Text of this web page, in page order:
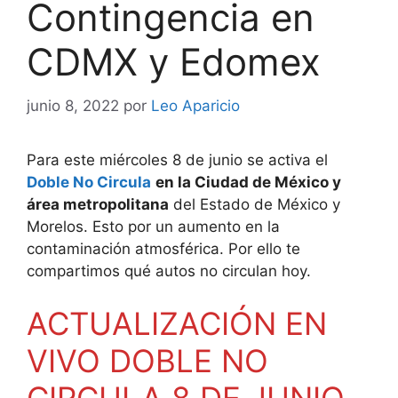
Contingencia en
CDMX y Edomex
junio 8, 2022 por Leo Aparicio
Para este miércoles 8 de junio se activa el
Doble No Circula en la Ciudad de México y
área metropolitana del Estado de México y
Morelos. Esto por un aumento en la
contaminación atmosférica. Por ello te
compartimos qué autos no circulan hoy.
ACTUALIZACIÓN EN
VIVO DOBLE NO